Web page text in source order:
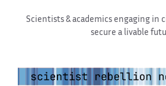
Scientists & academics engaging in
secure a livable